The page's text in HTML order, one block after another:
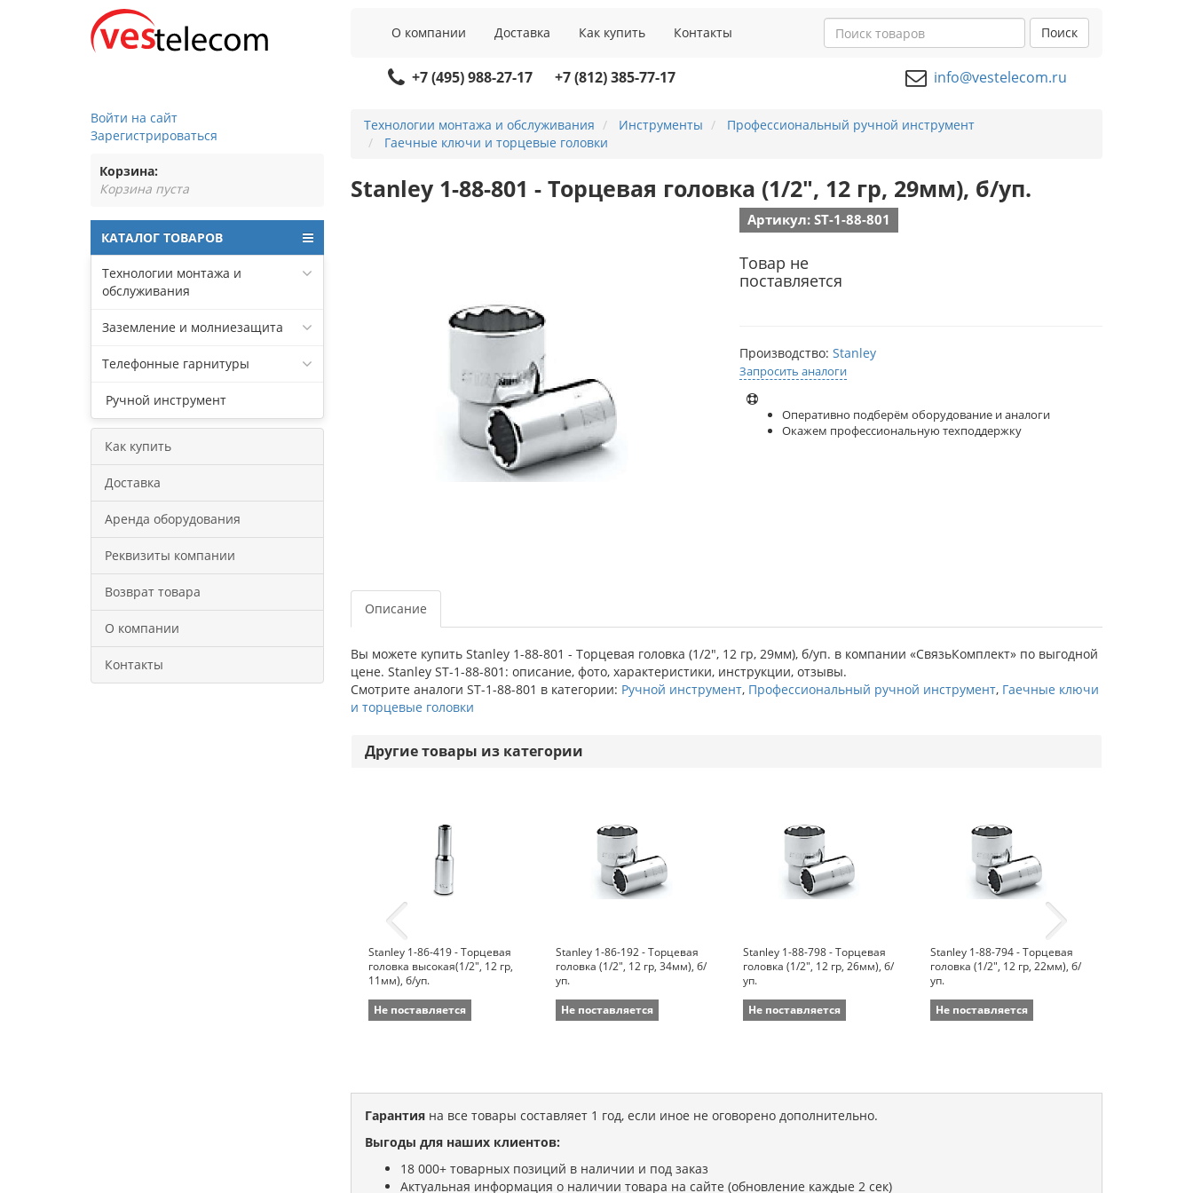
О компании Доставка Как купить Контакты Поиск
+7 (495) 988-27-17 +7 (812) 385-77-17 info@vestelecom.ru
Войти на сайт
Зарегистрироваться
Корзина:
Корзина пуста
КАТАЛОГ ТОВАРОВ
Технологии монтажа и
обслуживания
Заземление и молниезащита
Телефонные гарнитуры
Ручной инструмент
Как купить
Доставка
Аренда оборудования
Реквизиты компании
Возврат товара
О компании
Контакты
Технологии монтажа и обслуживания Инструменты
Профессиональный ручной инструмент
Гаечные ключи и торцевые головки
Stanley 1-88-801 - Торцевая головка (1/2", 12 гр, 29мм), б/уп.
Артикул: ST-1-88-801
Товар не
поставляется
Производство:Stanley
Запросить аналоги
Оперативно подберём оборудование и аналоги
Окажем профессиональную техподдержку
Описание
Вы можете купить Stanley 1-88-801 - Торцевая головка (1/2", 12 гр, 29мм), б/уп. в компании «СвязьКомплект» по выгодной
цене. Stanley ST-1-88-801: описание, фото, характеристики, инструкции, отзывы.
Смотрите аналоги ST-1-88-801 в категории: Ручной инструмент, Профессиональный ручной инструмент, Гаечные ключи
и торцевые головки
Другие товары из категории
Stanley 1-86-419 - Торцевая
головка высокая(1/2", 12 гр,
11мм), б/уп.
Не поставляется
Stanley 1-86-192 - Торцевая
головка (1/2", 12 гр, 34мм), б/
уп.
Не поставляется
Stanley 1-88-798 - Торцевая
головка (1/2", 12 гр, 26мм), б/
уп.
Не поставляется
Stanley 1-88-794 - Торцевая
головка (1/2", 12 гр, 22мм), б/
уп.
Не поставляется
Гарантияна все товары составляет 1 год, если иное не оговорено дополнительно.
Выгоды для наших клиентов:
18 000+ товарных позиций в наличии и под заказ
Актуальная информация о наличии товара на сайте (обновление каждые 2 сек)